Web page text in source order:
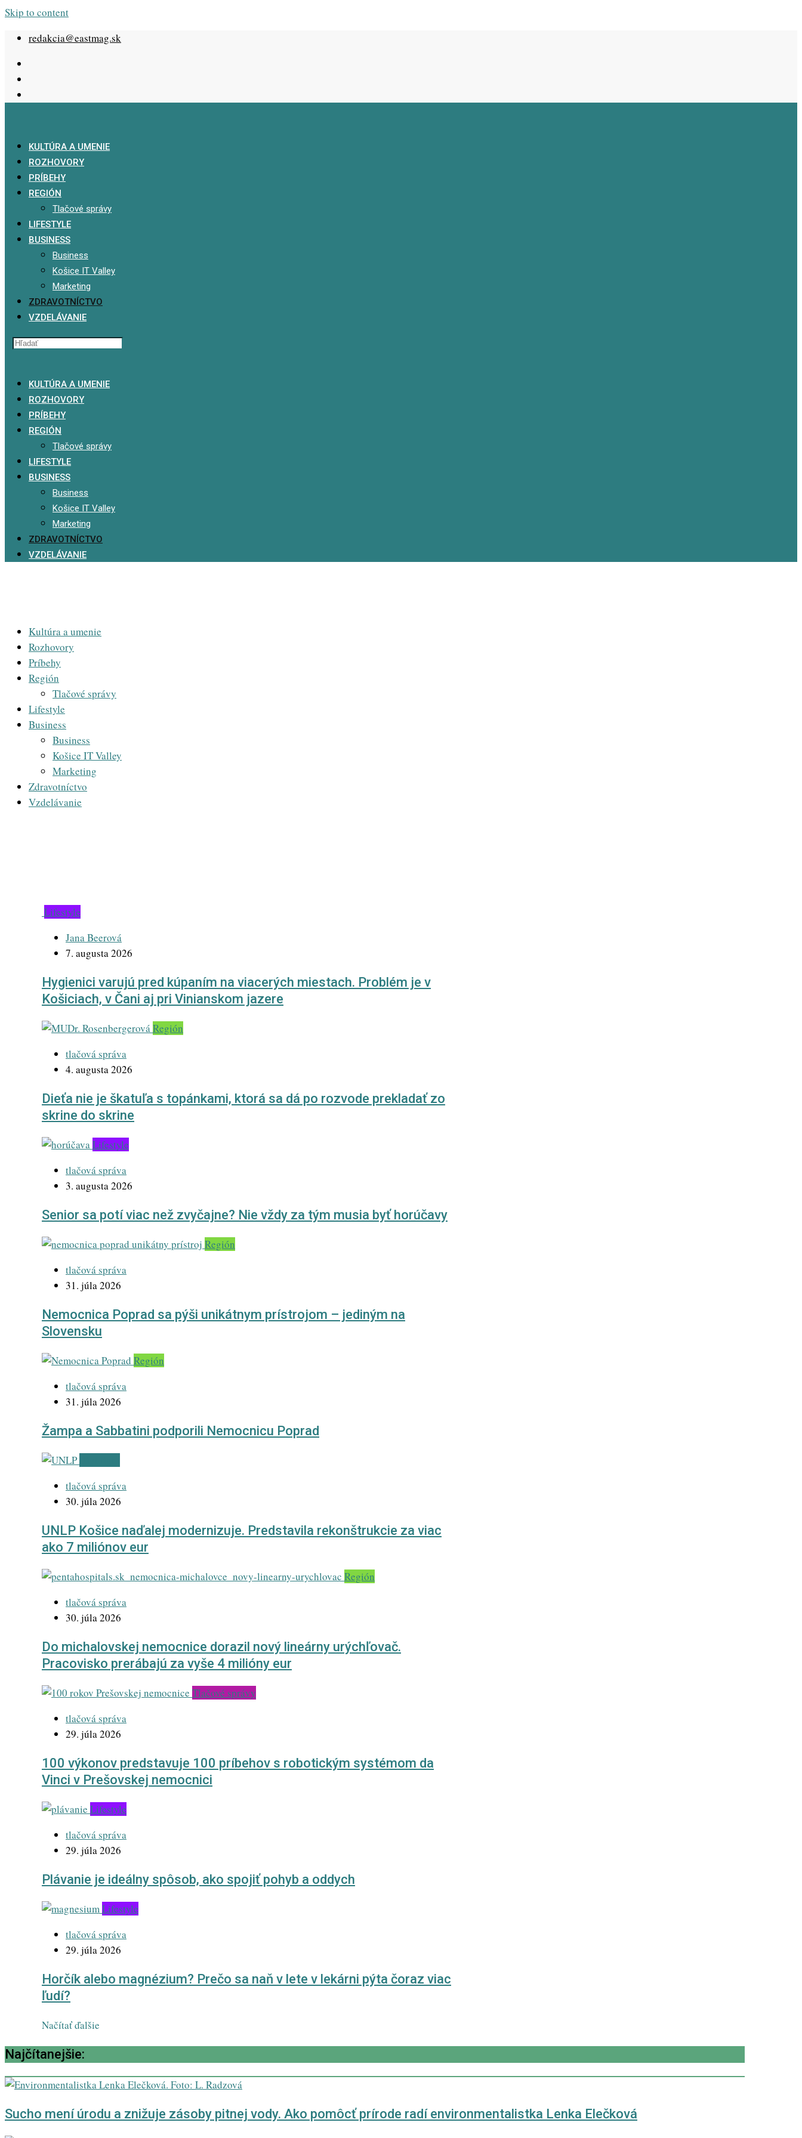
Skip to content
redakcia@eastmag.sk
KULTÚRA A UMENIE
ROZHOVORY
PRÍBEHY
REGIÓN
Tlačové správy
LIFESTYLE
BUSINESS
Business
Košice IT Valley
Marketing
ZDRAVOTNÍCTVO
VZDELÁVANIE
KULTÚRA A UMENIE
ROZHOVORY
PRÍBEHY
REGIÓN
Tlačové správy
LIFESTYLE
BUSINESS
Business
Košice IT Valley
Marketing
ZDRAVOTNÍCTVO
VZDELÁVANIE
Kultúra a umenie
Rozhovory
Príbehy
Región
Tlačové správy
Lifestyle
Business
Business
Košice IT Valley
Marketing
Zdravotníctvo
Vzdelávanie
Lifestyle
Jana Beerová
7. augusta 2026
Hygienici varujú pred kúpaním na viacerých miestach. Problém je v
Košiciach, v Čani aj pri Vinianskom jazere
Región
tlačová správa
4. augusta 2026
Dieťa nie je škatuľa s topánkami, ktorá sa dá po rozvode prekladať zo
skrine do skrine
Lifestyle
tlačová správa
3. augusta 2026
Senior sa potí viac než zvyčajne? Nie vždy za tým musia byť horúčavy
Región
tlačová správa
31. júla 2026
Nemocnica Poprad sa pýši unikátnym prístrojom – jediným na
Slovensku
Región
tlačová správa
31. júla 2026
Žampa a Sabbatini podporili Nemocnicu Poprad
tlačová správa
30. júla 2026
UNLP Košice naďalej modernizuje. Predstavila rekonštrukcie za viac
ako 7 miliónov eur
Región
tlačová správa
30. júla 2026
Do michalovskej nemocnice dorazil nový lineárny urýchľovač.
Pracovisko prerábajú za vyše 4 milióny eur
Tlačové správy
tlačová správa
29. júla 2026
100 výkonov predstavuje 100 príbehov s robotickým systémom da
Vinci v Prešovskej nemocnici
Lifestyle
tlačová správa
29. júla 2026
Plávanie je ideálny spôsob, ako spojiť pohyb a oddych
Lifestyle
tlačová správa
29. júla 2026
Horčík alebo magnézium? Prečo sa naň v lete v lekárni pýta čoraz viac
ľudí?
Načítať ďalšie
Najčítanejšie:
Sucho mení úrodu a znižuje zásoby pitnej vody. Ako pomôcť prírode radí environmentalistka Lenka Elečková